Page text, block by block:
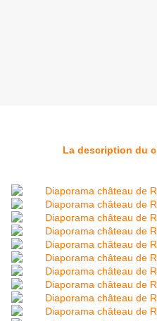
La description du